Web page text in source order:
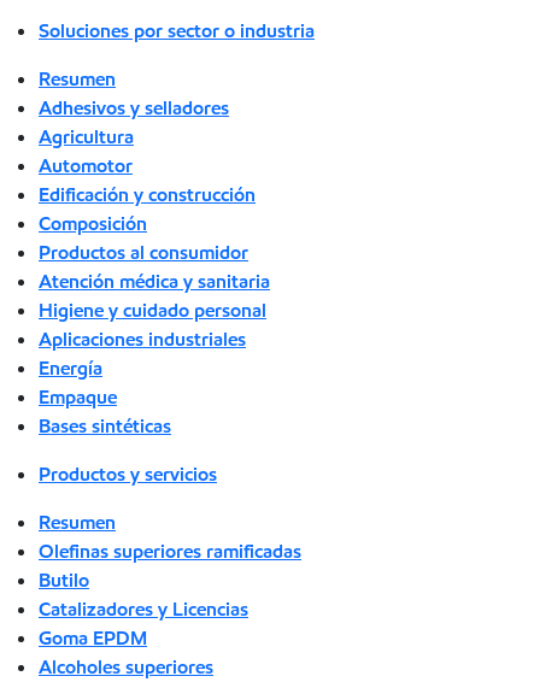
Soluciones por sector o industria
Resumen
Adhesivos y selladores
Agricultura
Automotor
Edificación y construcción
Composición
Productos al consumidor
Atención médica y sanitaria
Higiene y cuidado personal
Aplicaciones industriales
Energía
Empaque
Bases sintéticas
Productos y servicios
Resumen
Olefinas superiores ramificadas
Butilo
Catalizadores y Licencias
Goma EPDM
Alcoholes superiores